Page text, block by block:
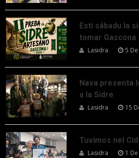
Esti sábadu la
tomar Gascona
Lasidra 5
Nava presenta
a la Sidre
Lasidra 15
Tuvimos nel
Lasidra 1